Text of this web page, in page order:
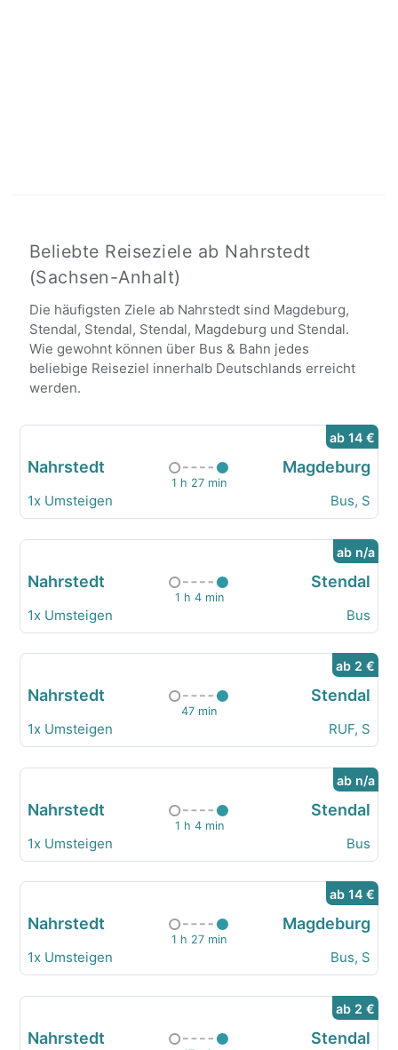
Beliebte Reiseziele ab Nahrstedt
(Sachsen-Anhalt)
Die häufigsten Ziele ab Nahrstedt sind Magdeburg,
Stendal, Stendal, Stendal, Magdeburg und Stendal.
Wie gewohnt können über Bus & Bahn jedes
beliebige Reiseziel innerhalb Deutschlands erreicht
werden.
ab 14 €
Nahrstedt
1 h 27 min
Magdeburg
1x Umsteigen Bus, S
ab n/a
Nahrstedt
1 h 4 min
Stendal
1x Umsteigen Bus
ab 2 €
Nahrstedt
47 min
Stendal
1x Umsteigen RUF, S
ab n/a
Nahrstedt
1 h 4 min
Stendal
1x Umsteigen Bus
ab 14 €
Nahrstedt
1 h 27 min
Magdeburg
1x Umsteigen Bus, S
ab 2 €
Nahrstedt Stendal